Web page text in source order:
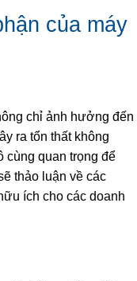
của máy
chỉ ảnh hưởng đến
ra tổn thất không
cùng quan trọng để
thảo luận về các
ích cho các doanh